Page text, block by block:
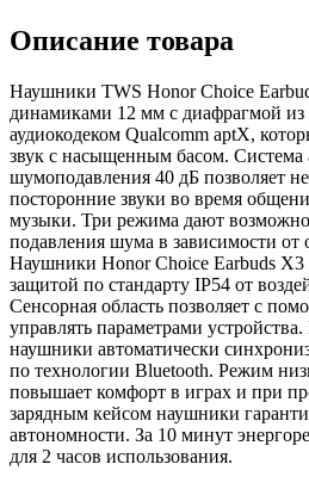
Описание товара
Наушники TWS Honor Choice
динамиками 12 мм с диафрагмой из
аудиокодеком Qualcomm aptX,
звук с насыщенным басом. Система
шумоподавления 40 дБ позволяет не
посторонние звуки во время
музыки. Три режима дают
подавления шума в зависимости от
Наушники Honor Choice Earbuds
защитой по стандарту IP54 от
Сенсорная область позволяет с
управлять параметрами
наушники автоматически
по технологии Bluetooth. Режим
повышает комфорт в играх и при
зарядным кейсом наушники
автономности. За 10 минут
для 2 часов использования.